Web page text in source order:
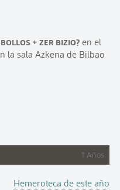
+ Zer Bizio? en el
la sala Azkena de Bilbao
↑ Años
Hemeroteca de este año